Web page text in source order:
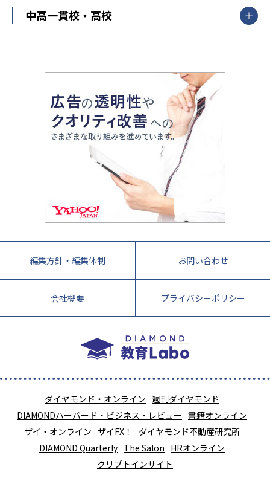
中部
愛知県
静岡県
長野県
大阪府
兵庫県 京都府 奈良県
和歌山県
鳥取県
島根県 岡山県 広島県
香川県
高知県
長崎県 熊本県
鹿児島県 沖縄県
武田塾
大学受験
教育全般
大学受験塾の選び方
中学受験に熱心な市区町村ランキング
小学校受験
家庭教師
開成番長直伝！子どもの受験を成功させる方法
運動と遊びを考える
情報Ⅰ、数学が苦手な人注目！最短距離の学力
アップ法
悩み多き「大学受験」相談室
英語・英会話・英検対策
小学校教師が解説！中学受験のリアル
教育ジャーナリストが徹底解説！ 大学受験の羅
中高一貫校・高校
大学入試改革
ママテクエグザム
進化する中高一貫校・高校
編集方針・編集体制 お問い合わせ
会社概要 プライバシーポリシー
ダイヤモンド・オンライン 週刊ダイヤモンド
DIAMONDハーバード・ビジネス・レビュー 書籍オンライン
ザイ・オンライン ザイFX！
ダイヤモンド不動産研究所
DIAMOND Quarterly The Salon HRオンライン
クリプトインサイト